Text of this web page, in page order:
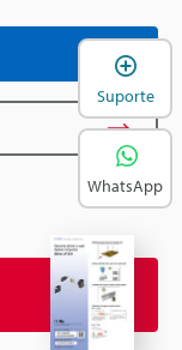
Suporte
WhatsApp